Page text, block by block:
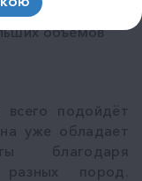
объемов
всего подойдёт
уже обладает
благодаря
пород.